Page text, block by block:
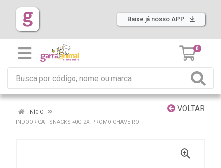
Baixe já nosso APP
0
VOLTAR
INÍCIO
INDOOR CAT SNACKS 40G 2X PROMO CHAVEIRO